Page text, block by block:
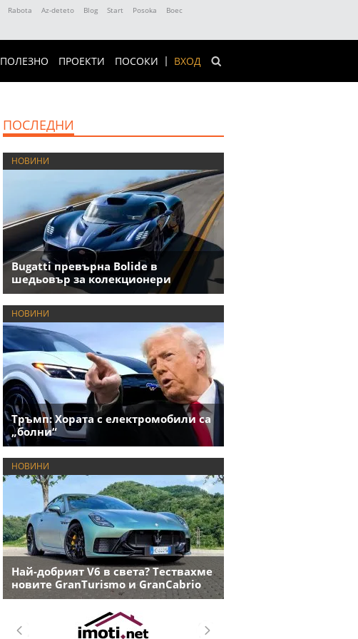
Rabota Az-deteto Blog Start Posoka
Boec
ВХОД
ПОЛЕЗНО ПРОЕКТИ ПОСОКИ
ПОСЛЕДНИ
НОВИНИ
Bugatti превърна Bolide в
шедьовър за колекционери
НОВИНИ
Тръмп: Хората с електромобили са
„болни“
НОВИНИ
Най-добрият V6 в света? Тествахме
новите GranTurismo и GranCabrio